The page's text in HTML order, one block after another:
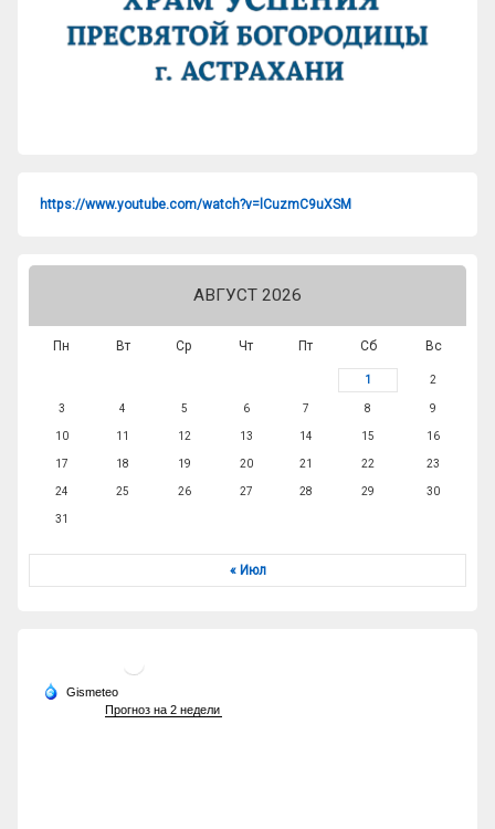
https://www.youtube.com/watch?v=lCuzmC9uXSM
АВГУСТ 2026
Пн Вт Ср Чт Пт Сб Вс
1 2
3 4 5 6 7 8 9
10 11 12 13 14 15 16
17 18 19 20 21 22 23
24 25 26 27 28 29 30
31
« Июл